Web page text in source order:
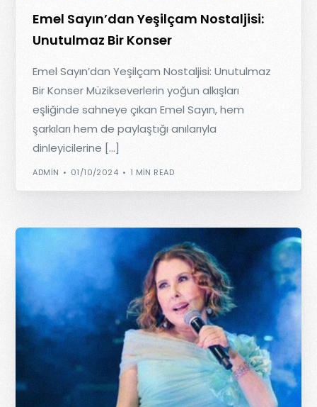
Emel Sayın’dan Yeşilçam Nostaljisi:
Unutulmaz Bir Konser
Emel Sayın’dan Yeşilçam Nostaljisi: Unutulmaz
Bir Konser Müzikseverlerin yoğun alkışları
eşliğinde sahneye çıkan Emel Sayın, hem
şarkıları hem de paylaştığı anılarıyla
dinleyicilerine […]
ADMIN 01/10/2024 1 MIN READ